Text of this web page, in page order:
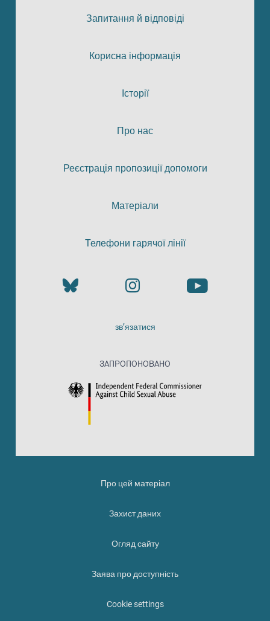
Запитання й відповіді
Корисна інформація
Історії
Про нас
Реєстрація пропозиції допомоги
Матеріали
Телефони гарячої лінії
зв’язатися
ЗАПРОПОНОВАНО
Про цей матеріал
Захист даних
Огляд сайту
Заява про доступність
Cookie settings